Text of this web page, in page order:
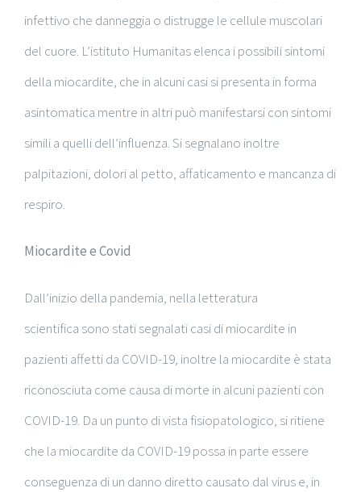
infettivo che danneggia o distrugge le cellule muscolari
del cuore. L’istituto Humanitas elenca i possibili sintomi
della miocardite, che in alcuni casi si presenta in forma
asintomatica mentre in altri può manifestarsi con sintomi
simili a quelli dell’influenza. Si segnalano inoltre
palpitazioni, dolori al petto, affaticamento e mancanza di
respiro.
Miocardite e Covid
Dall’inizio della pandemia, nella letteratura
scientifica sono stati segnalati casi di miocardite in
pazienti affetti da COVID-19, inoltre la miocardite è stata
riconosciuta come causa di morte in alcuni pazienti con
COVID-19. Da un punto di vista fisiopatologico, si ritiene
che la miocardite da COVID-19 possa in parte essere
conseguenza di un danno diretto causato dal virus e, in